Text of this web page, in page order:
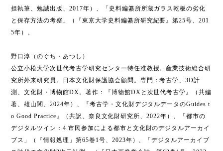
担執筆、勉誠出版、2017年）、「史料編纂所所蔵ガラス乾板の劣化
と保存方法の考察」（『東京大学史料編纂所研究紀要』第25号、201
5年）。
野口淳（のぐち・あつし）
公立小松大学次世代考古学研究センター特任准教授。産業技術総合研
究所外来研究員。日本文化財保護協会顧問。専門：考古学、3D計
測、文化財・博物館DX。著作：『博物館DXと次世代考古学』（共編
著、雄山閣、2024年）、『考古学・文化財デジタルデータのGuides t
o Good Practice』（共訳、奈良文化財研究所、2022年）、「都市の
デジタルツイン：4.市民参加による都市と文化財のデジタルアーカイ
ブス」（『情報処理」第65巻1号、2023年）、「デジタルアーカイブ